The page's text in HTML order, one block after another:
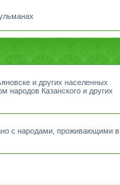
и других населенных
народов Казанского и других
с народами, проживающими в